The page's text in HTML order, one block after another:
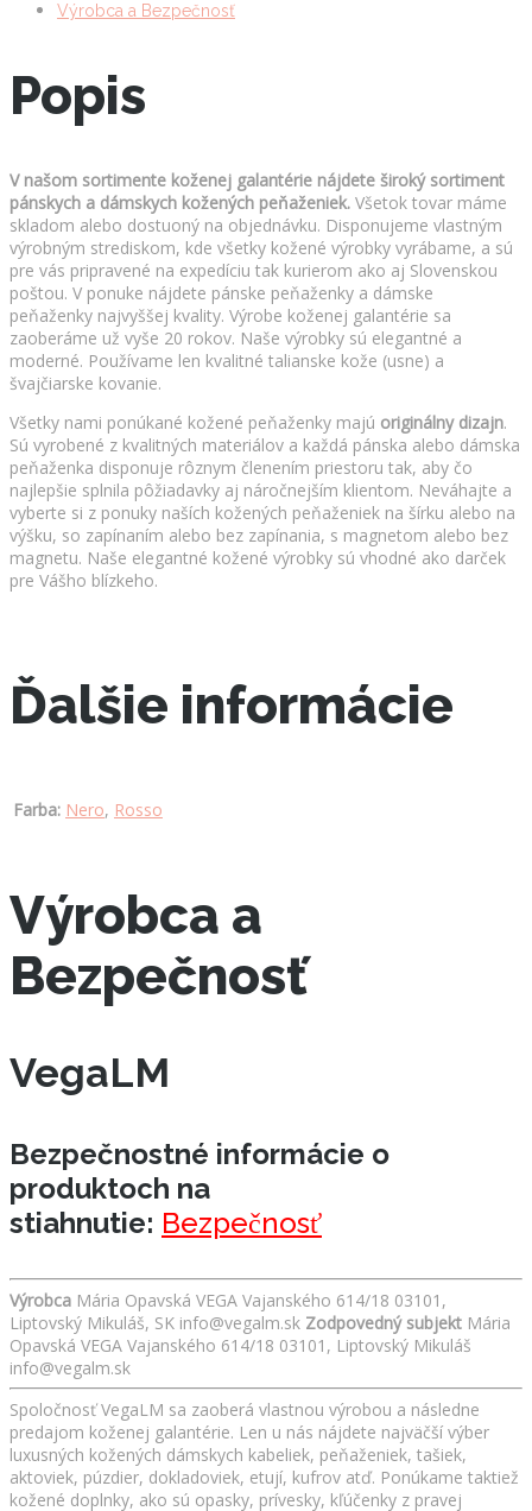
Výrobca a Bezpečnosť
Popis
V našom sortimente koženej galantérie nájdete široký sortiment
pánskych a dámskych kožených peňaženiek. Všetok tovar máme
skladom alebo dostuoný na objednávku. Disponujeme vlastným
výrobným strediskom, kde všetky kožené výrobky vyrábame, a sú
pre vás pripravené na expedíciu tak kurierom ako aj Slovenskou
poštou. V ponuke nájdete pánske peňaženky a dámske
peňaženky najvyššej kvality. Výrobe koženej galantérie sa
zaoberáme už vyše 20 rokov. Naše výrobky sú elegantné a
moderné. Používame len kvalitné talianske kože (usne) a
švajčiarske kovanie.
Všetky nami ponúkané kožené peňaženky majú originálny dizajn.
Sú vyrobené z kvalitných materiálov a každá pánska alebo dámska
peňaženka disponuje rôznym členením priestoru tak, aby čo
najlepšie splnila pôžiadavky aj náročnejším klientom. Neváhajte a
vyberte si z ponuky naších kožených peňaženiek na šírku alebo na
výšku, so zapínaním alebo bez zapínania, s magnetom alebo bez
magnetu. Naše elegantné kožené výrobky sú vhodné ako darček
pre Vášho blízkeho.
Ďalšie informácie
Farba: Nero, Rosso
Výrobca a
Bezpečnosť
VegaLM
Bezpečnostné informácie o
produktoch na
stiahnutie: Bezpečnosť
Výrobca Mária Opavská VEGA Vajanského 614/18 03101,
Liptovský Mikuláš, SK info@vegalm.sk Zodpovedný subjekt Mária
Opavská VEGA Vajanského 614/18 03101, Liptovský Mikuláš
info@vegalm.sk
Spoločnosť VegaLM sa zaoberá vlastnou výrobou a následne
predajom koženej galantérie. Len u nás nájdete najväčší výber
luxusných kožených dámskych kabeliek, peňaženiek, tašiek,
aktoviek, púzdier, dokladoviek, etují, kufrov atď. Ponúkame taktiež
kožené doplnky, ako sú opasky, prívesky, kľúčenky z pravej